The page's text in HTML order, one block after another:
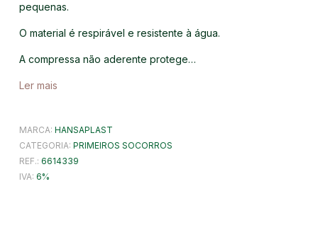
pequenas.
O material é respirável e resistente à água.
A compressa não aderente protege…
Ler mais
MARCA: HANSAPLAST
CATEGORIA: PRIMEIROS SOCORROS
REF.: 6614339
IVA: 6